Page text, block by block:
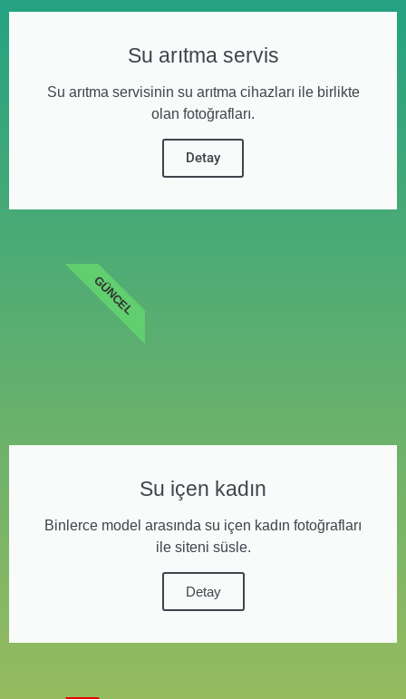
Su arıtma servis
Su arıtma servisinin su arıtma cihazları ile birlikte
olan fotoğrafları.
Detay
Su içen kadın
Binlerce model arasında su içen kadın fotoğrafları
ile siteni süsle.
Detay
GÜNCEL